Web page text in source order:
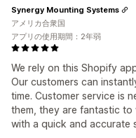
We rely on this Shopify
Our customers can
time. Customer service is
them, they are fantastic
with a quick and accurate
Synergy Mounting Systems
アメリカ合衆国
アプリの使用期間：2年弱